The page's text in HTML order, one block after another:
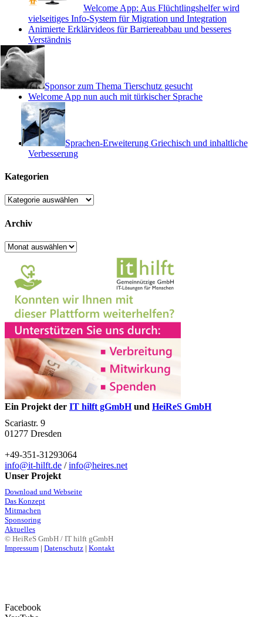
Welcome App: Aus Flüchtlingshelfer wird
vielseitiges Info-System für Migration und Integration
Animierte Erklärvideos für Barriereabbau und besseres
Verständnis
Sponsor zum Thema Tierschutz gesucht
Welcome App nun auch mit türkischer Sprache
Sprachen-Erweiterung Griechisch und inhaltliche
Verbesserung
Kategorien
Kategorien
Archiv
Archiv
Ein Projekt der IT hilft gGmbHund HeiReS GmbH
Scariastr. 9
01277 Dresden
+49-351-31293064
info@it-hilft.de /info@heires.net
Unser Projekt
Download und Webseite
Das Konzept
Mitmachen
Sponsoring
Aktuelles
© HeiReS GmbH / IT hilft gGmbH
Impressum | Datenschutz | Kontakt
Facebook